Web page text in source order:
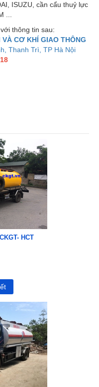
ISUZU, cần cẩu thuỷ lực
...
thông tin sau:
CƠ KHÍ GIAO THÔNG
Thanh Trì, TP Hà Nội
HCT